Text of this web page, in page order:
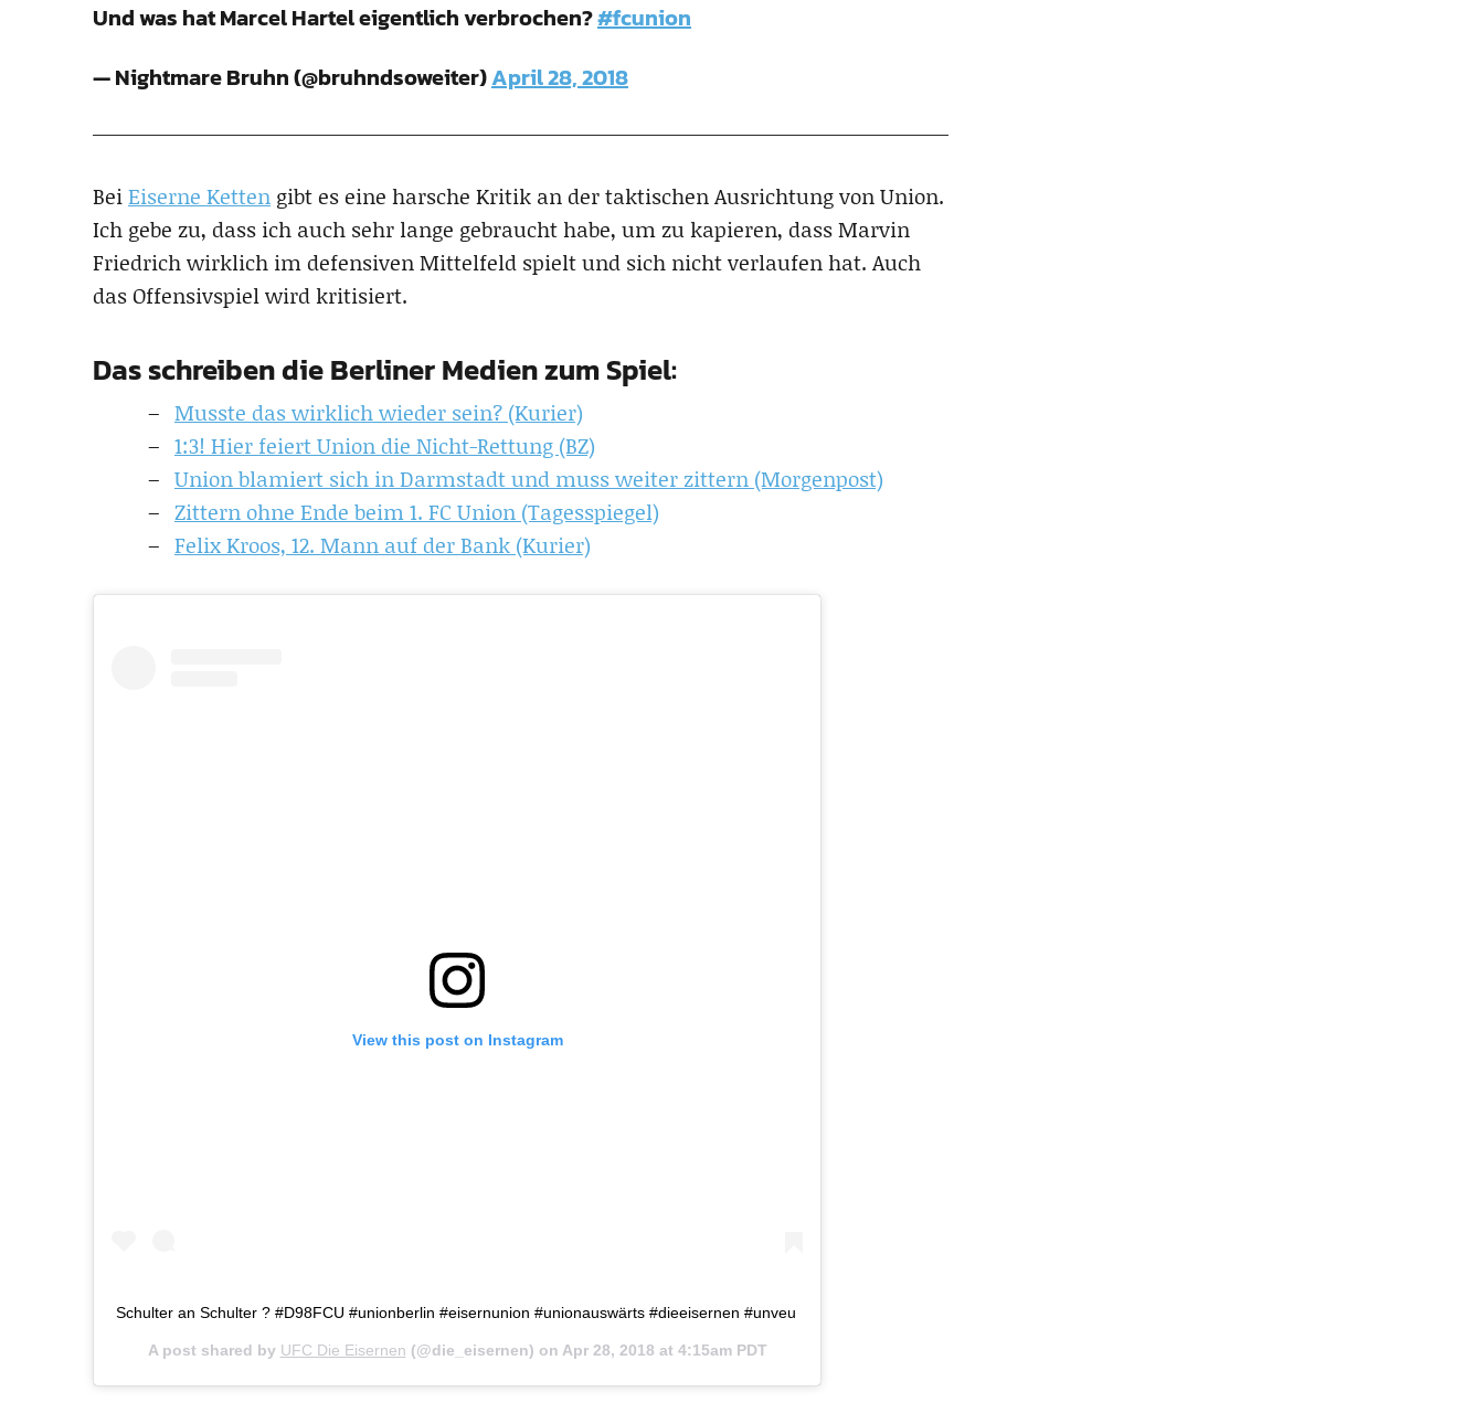
Und was hat Marcel Hartel eigentlich verbrochen?#fcunion
— Nightmare Bruhn (@bruhndsoweiter)April 28, 2018
BeiEiserne Ketten gibt es eine harsche Kritik an der taktischen Ausrichtung von Union.
Ich gebe zu, dass ich auch sehr lange gebraucht habe, um zu kapieren, dass Marvin
Friedrich wirklich im defensiven Mittelfeld spielt und sich nicht verlaufen hat. Auch
das Offensivspiel wird kritisiert.
Das schreiben die Berliner Medien zum Spiel:
Musste das wirklich wieder sein? (Kurier)
1:3! Hier feiert Union die Nicht-Rettung (BZ)
Union blamiert sich in Darmstadt und muss weiter zittern (Morgenpost)
Zittern ohne Ende beim 1. FC Union (Tagesspiegel)
Felix Kroos, 12. Mann auf der Bank (Kurier)
View this post on Instagram
Schulter an Schulter ? #D98FCU #unionberlin #eisernunion #unionauswärts #dieeisernen #unveu
A post shared by UFC Die Eisernen (@die_eisernen) on Apr 28, 2018 at 4:15am PDT